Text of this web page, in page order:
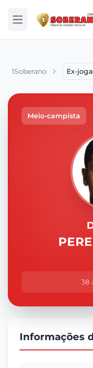
Abrir menu
1Soberano Ex-
Meio-campista
38
Informações